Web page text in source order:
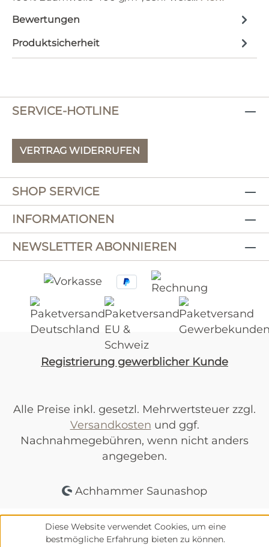
Bewertungen
Produktsicherheit
SERVICE-HOTLINE
VERTRAG WIDERRUFEN
SHOP SERVICE
INFORMATIONEN
NEWSLETTER ABONNIEREN
Registrierung gewerblicher Kunde
Alle Preise inkl. gesetzl. Mehrwertsteuer zzgl.
Versandkosten und ggf.
Nachnahmegebühren, wenn nicht anders
angegeben.
Achhammer Saunashop
Diese Website verwendet Cookies, um eine
bestmögliche Erfahrung bieten zu können.